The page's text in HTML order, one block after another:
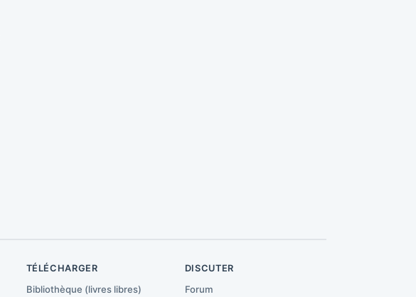
TÉLÉCHARGER
Bibliothèque (livres libres)
DISCUTER
Forum